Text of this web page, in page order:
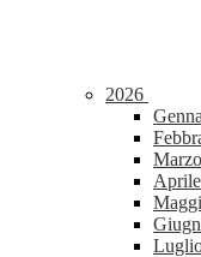
2026
Marzo
Aprile